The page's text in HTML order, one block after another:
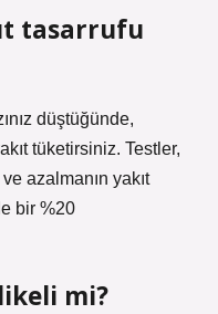
tasarrufu
düştüğünde,
tüketirsiniz. Testler,
azalmanın yakıt
bir %20
mi?